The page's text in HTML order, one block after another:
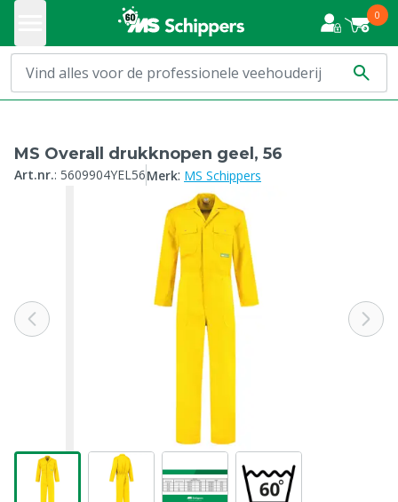
0
MS Overall drukknopen geel, 56
Art.nr.: 5609904YEL56Merk: MS Schippers